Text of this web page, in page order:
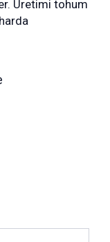
Üretimi tohum